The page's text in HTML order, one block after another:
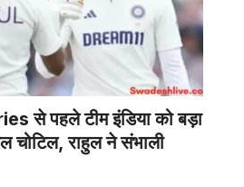
से पहले टीम इंडिया को बड़ा
चोटिल, राहुल ने संभाली